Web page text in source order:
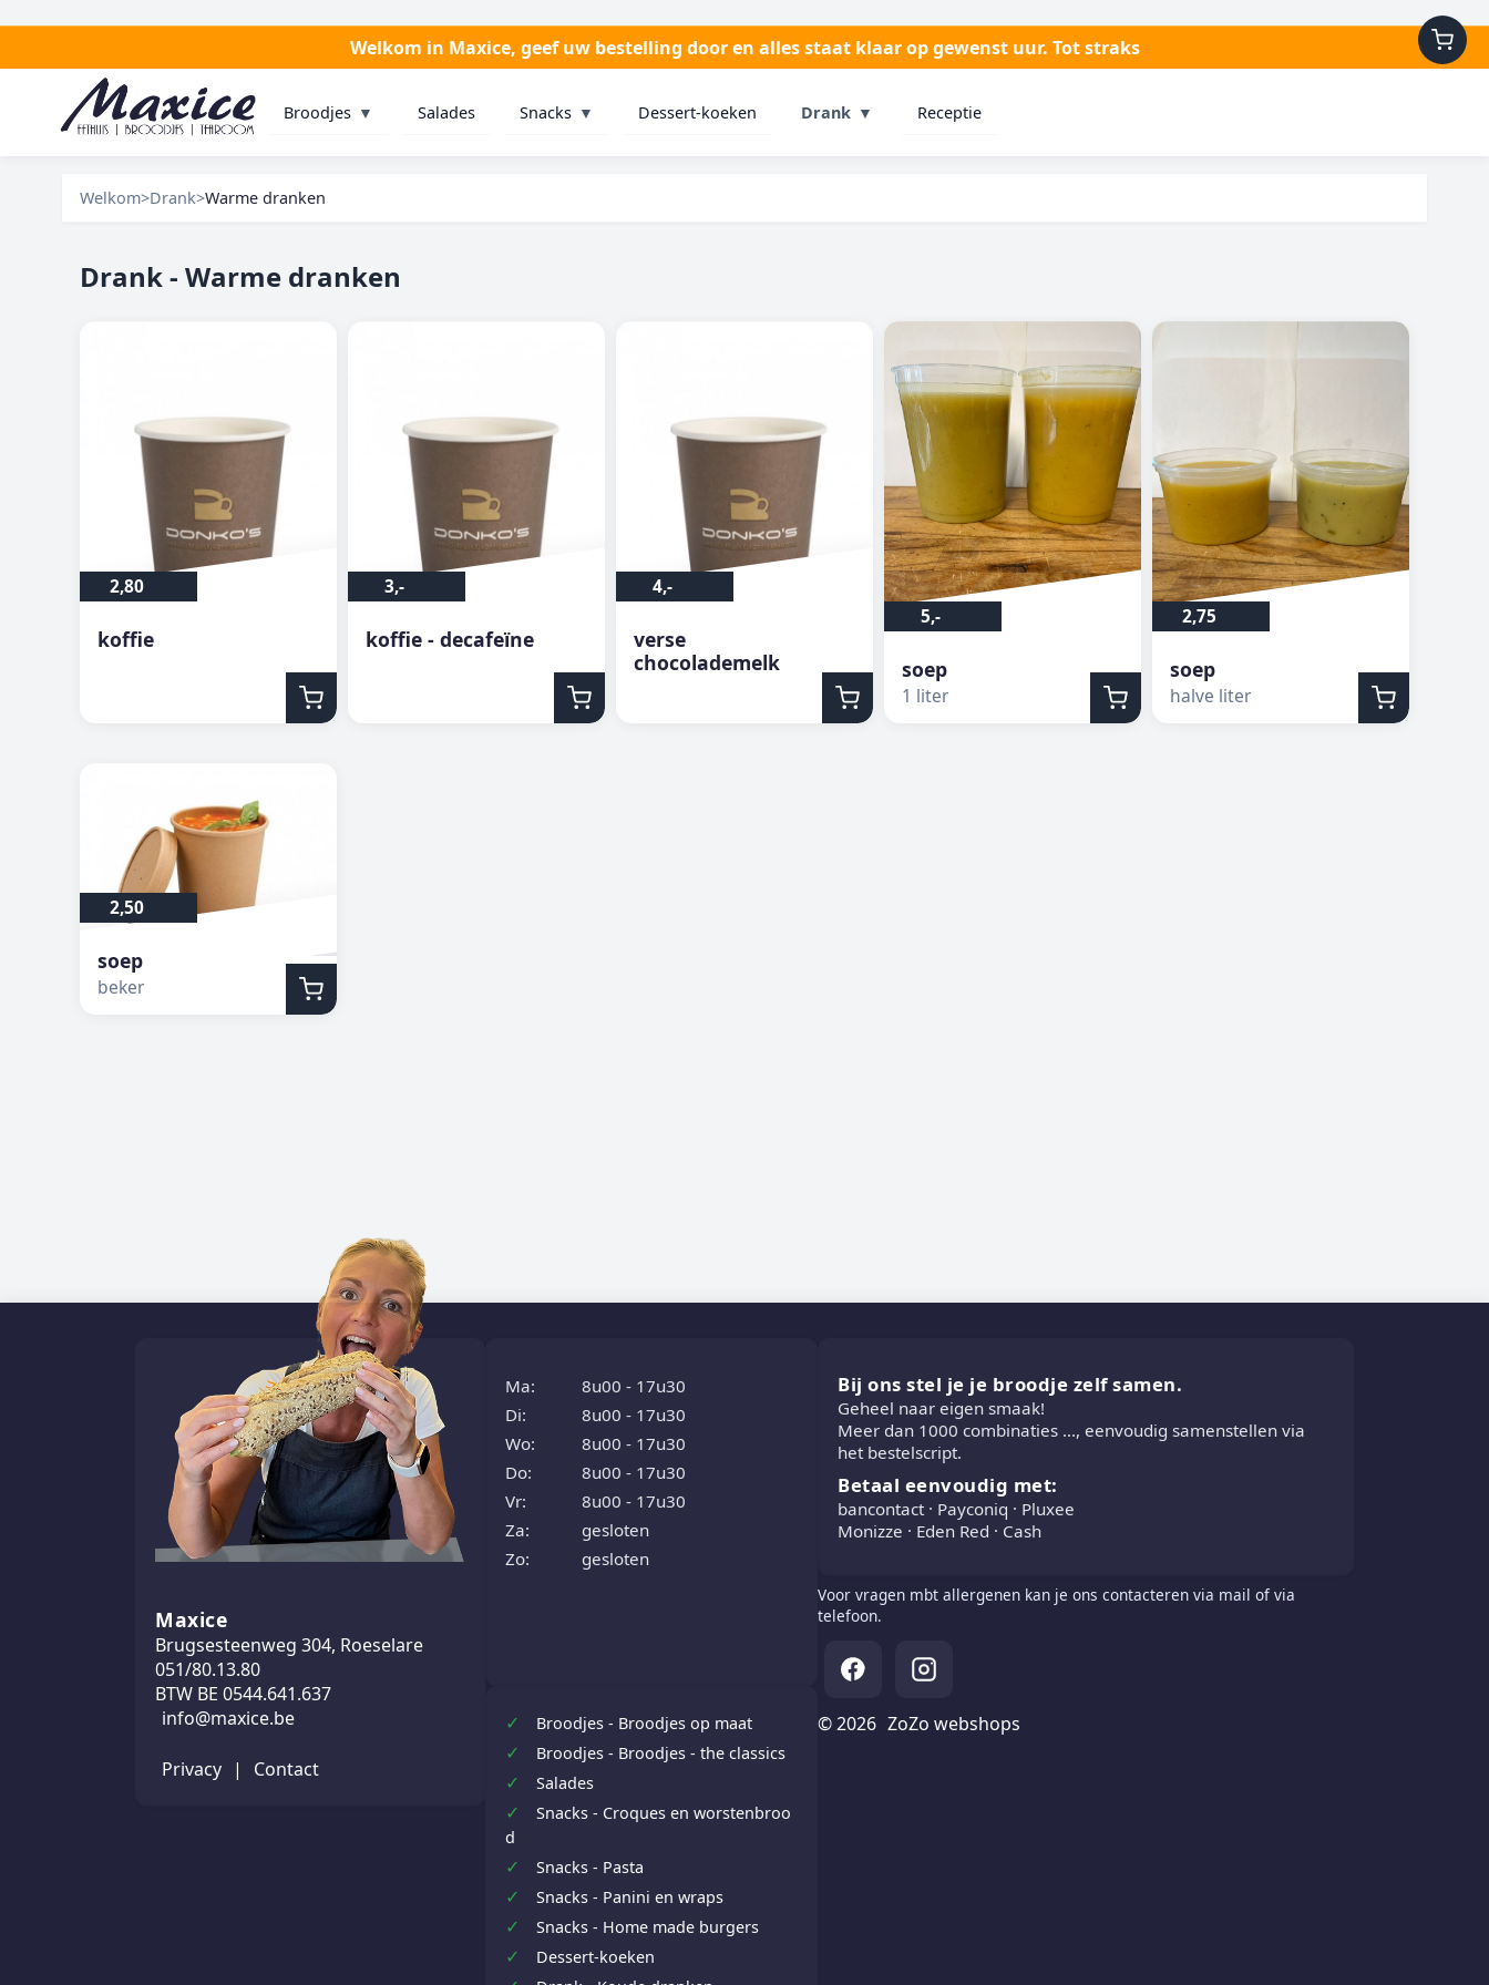
Welkom in Maxice, geef uw bestelling door en alles staat klaar op gewenst uur. Tot straks
Broodjes ▼ Salades Snacks ▼ Dessert-koeken Drank ▼ Receptie
Welkom>Drank>Warme dranken
Drank - Warme dranken
2,80
koffie
3,-
koffie - decafeïne
4,-
verse
chocolademelk
5,-
soep
1 liter
2,75
soep
halve liter
2,50
soep
beker
Maxice
Brugsesteenweg 304, Roeselare
051/80.13.80
BTW BE 0544.641.637
info@maxice.be
Privacy | Contact
Ma:
8u00 - 17u30
Di:
8u00 - 17u30
Wo:
8u00 - 17u30
Do:
8u00 - 17u30
Vr:
8u00 - 17u30
Za:
gesloten
Zo:
gesloten
✓ Broodjes - Broodjes op maat
✓ Broodjes - Broodjes - the classics
✓ Salades
✓
Snacks - Croques en worstenbroo
d
✓ Snacks - Pasta
✓ Snacks - Panini en wraps
✓ Snacks - Home made burgers
✓ Dessert-koeken
Bij ons stel je je broodje zelf samen.
Geheel naar eigen smaak!
Meer dan 1000 combinaties ..., eenvoudig samenstellen via
het bestelscript.
Betaal eenvoudig met:
bancontact · Payconiq · Pluxee
Monizze · Eden Red · Cash
Voor vragen mbt allergenen kan je ons contacteren via mail of via
telefoon.
© 2026 ZoZo webshops